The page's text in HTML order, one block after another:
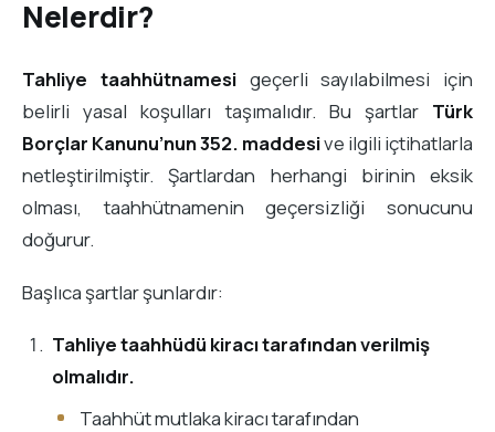
Nelerdir?
Tahliye taahhütnamesigeçerli sayılabilmesi için
belirli yasal koşulları taşımalıdır. Bu şartlar Türk
Borçlar Kanunu’nun 352. maddesive ilgili içtihatlarla
netleştirilmiştir. Şartlardan herhangi birinin eksik
olması, taahhütnamenin geçersizliği sonucunu
doğurur.
Başlıca şartlar şunlardır:
Tahliye taahhüdü kiracı tarafından verilmiş
olmalıdır.
Taahhüt mutlaka kiracı tarafından